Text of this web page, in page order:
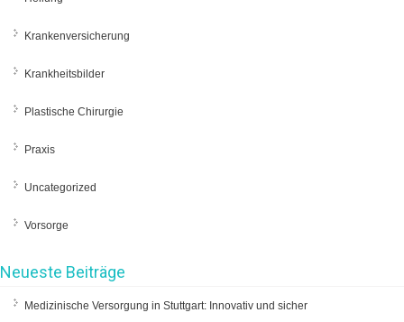
Krankenversicherung
Krankheitsbilder
Plastische Chirurgie
Praxis
Uncategorized
Vorsorge
Neueste Beiträge
Medizinische Versorgung in Stuttgart: Innovativ und sicher